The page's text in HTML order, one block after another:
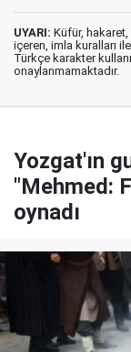
UYARI: Küfür,
içeren, imla kuralları
Türkçe karakter
onaylanmamaktadır.
Yozgat'ın
"Mehmed:
oynadı